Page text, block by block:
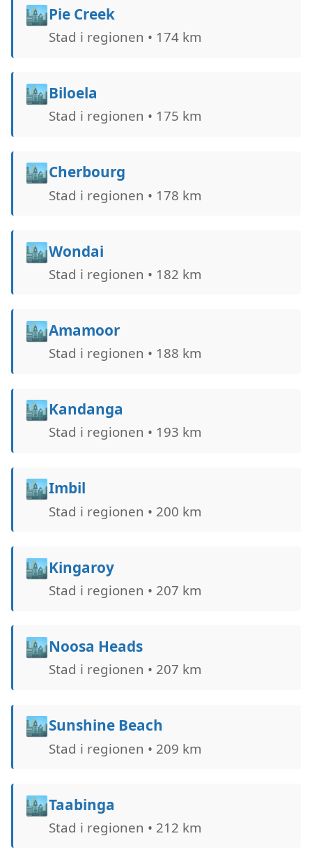
🏙️Pie Creek
Stad i regionen • 174 km
🏙️Biloela
Stad i regionen • 175 km
🏙️Cherbourg
Stad i regionen • 178 km
🏙️Wondai
Stad i regionen • 182 km
🏙️Amamoor
Stad i regionen • 188 km
🏙️Kandanga
Stad i regionen • 193 km
🏙️Imbil
Stad i regionen • 200 km
🏙️Kingaroy
Stad i regionen • 207 km
🏙️Noosa Heads
Stad i regionen • 207 km
🏙️Sunshine Beach
Stad i regionen • 209 km
🏙️Taabinga
Stad i regionen • 212 km